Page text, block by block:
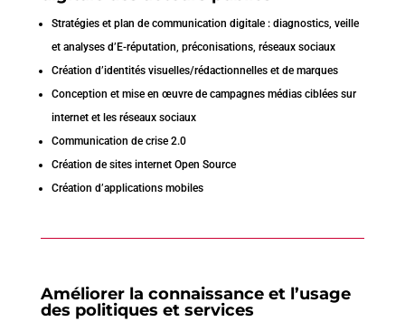
Stratégies et plan de communication digitale : diagnostics, veille
et analyses d’E-réputation, préconisations, réseaux sociaux
Création d’identités visuelles/rédactionnelles et de marques
Conception et mise en œuvre de campagnes médias ciblées sur
internet et les réseaux sociaux
Communication de crise 2.0
Création de sites internet Open Source
Création d’applications mobiles
Améliorer la connaissance et l’usage
des politiques et services